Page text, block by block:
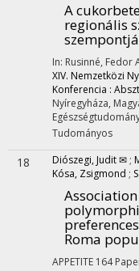
A
regionális
In: Rusinné, Fedor
XIV. Nemzetközi
Konferencia :
Nyíregyháza,
Tudományos
18 Diószegi, Judit ✉ ;
Kósa, Zsigmond ;
Roma
APPETITE 164